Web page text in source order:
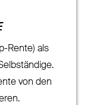
Rente) als
von den